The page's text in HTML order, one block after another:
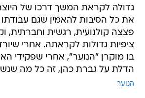
גדולה לקראת המשך דרכו של
את כל הסיבות להאמין שגם
פצצה קולנועית, רגשית
ציפיות גדולות לקראתה. אחרי
בו מוקרן "הנוער", אחרי שפקידי
הדלת על גברת כהן, זה כל מה
הנוער